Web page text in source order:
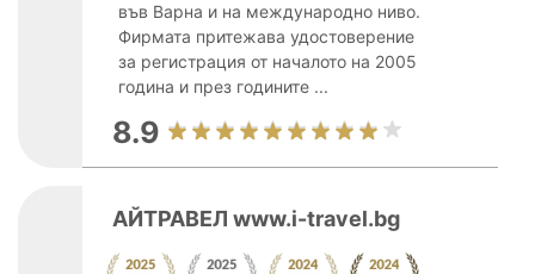
във Варна и на международно ниво.
Фирмата притежава удостоверение
за регистрация от началото на 2005
година и през годините ...
8.9
АЙТРАВЕЛ www.i-travel.bg